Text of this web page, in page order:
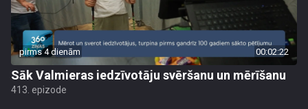
pirms 4 dienām 00:02:22
Sāk Valmieras iedzīvotāju svēršanu un mērīšanu
413. epizode